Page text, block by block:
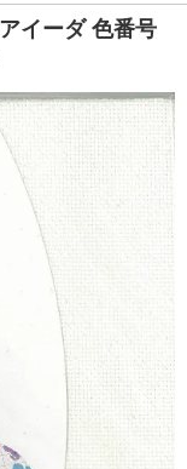
イーダ 色番号